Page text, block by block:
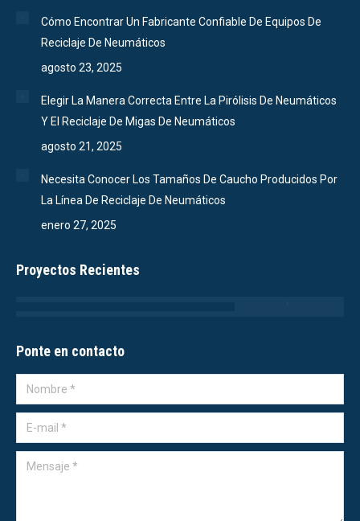
Cómo Encontrar Un Fabricante Confiable De Equipos De
Reciclaje De Neumáticos
agosto 23, 2025
Elegir La Manera Correcta Entre La Pirólisis De Neumáticos
Y El Reciclaje De Migas De Neumáticos
agosto 21, 2025
Necesita Conocer Los Tamaños De Caucho Producidos Por
La Línea De Reciclaje De Neumáticos
enero 27, 2025
Proyectos Recientes
Ponte en contacto
Nombre *
E-mail *
Mensaje *